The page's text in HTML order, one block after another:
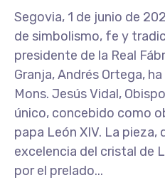
Segovia, 1 de junio de
de simbolismo, fe y
presidente de la Real
Granja, Andrés Ortega,
Mons. Jesús Vidal,
único, concebido como
papa León XIV. La pieza,
excelencia del cristal de
por el prelado...